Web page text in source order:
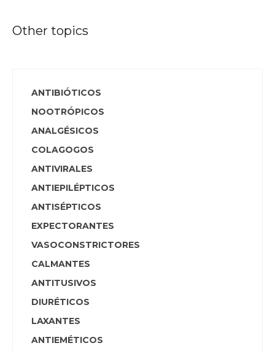
Other topics
ANTIBIÓTICOS
NOOTRÓPICOS
ANALGÉSICOS
COLAGOGOS
ANTIVIRALES
ANTIEPILÉPTICOS
ANTISÉPTICOS
EXPECTORANTES
VASOCONSTRICTORES
CALMANTES
ANTITUSIVOS
DIURÉTICOS
LAXANTES
ANTIEMÉTICOS